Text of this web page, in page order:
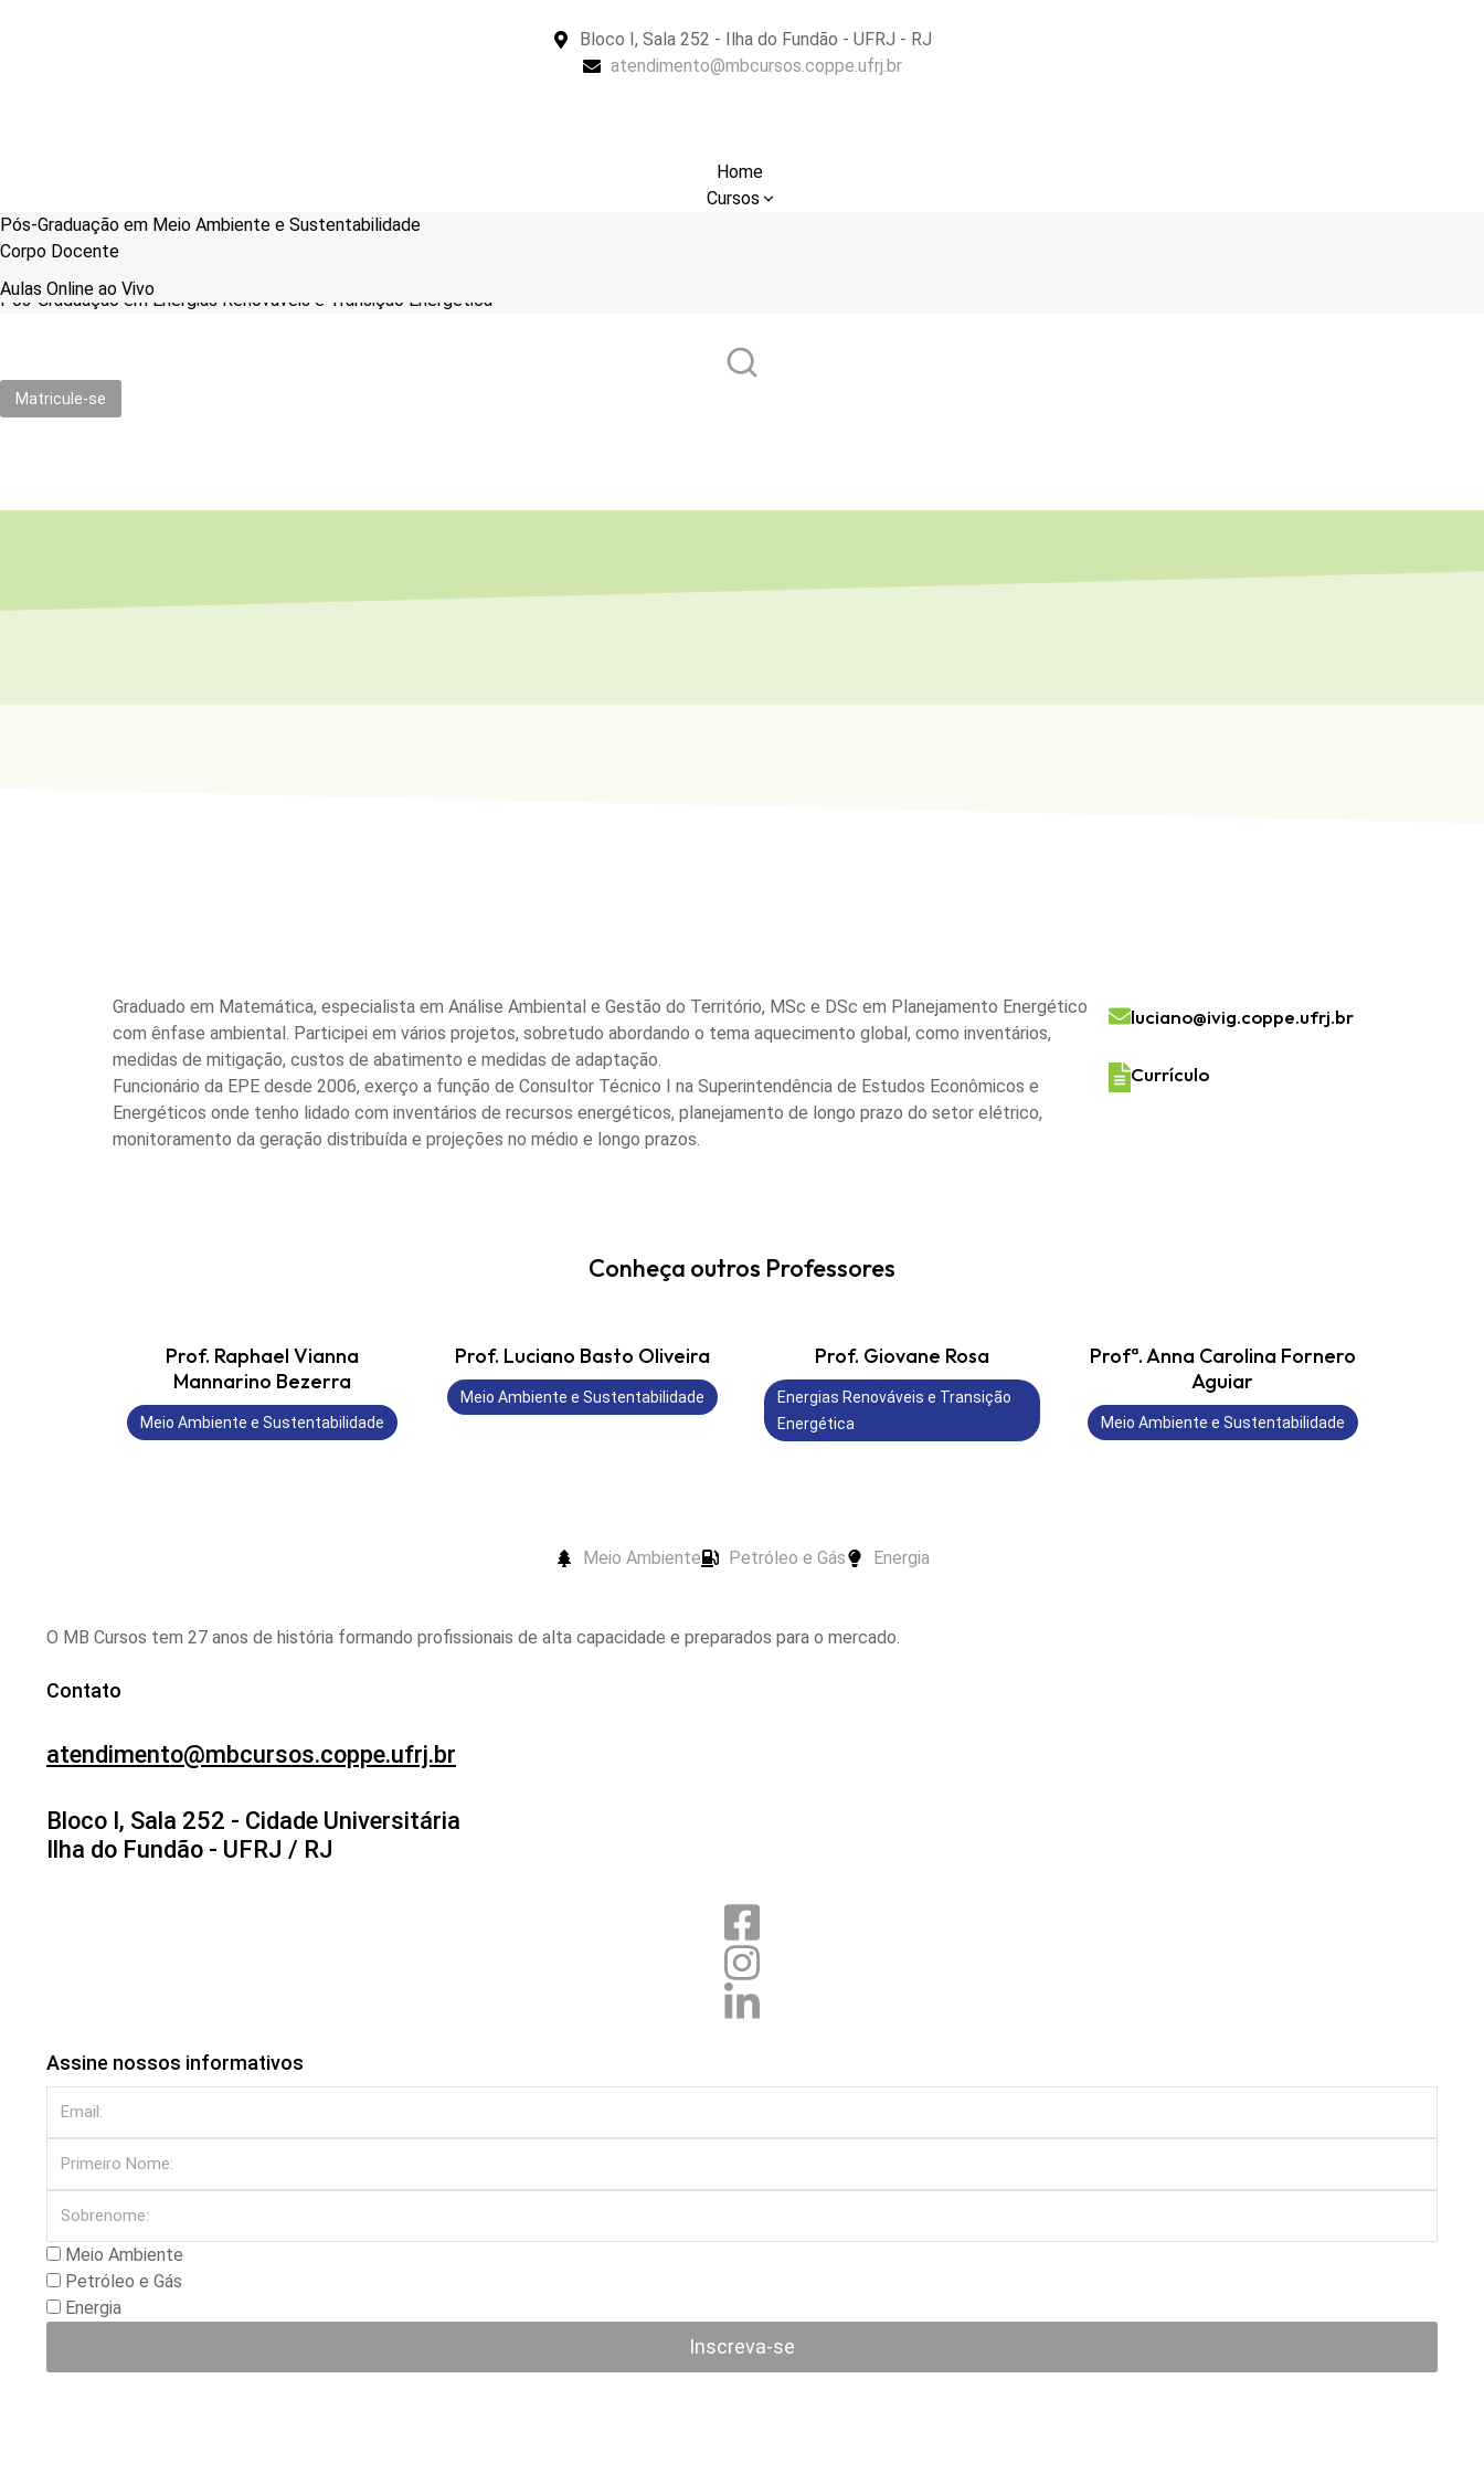
Bloco I, Sala 252 - Ilha do Fundão - UFRJ - RJ
atendimento@mbcursos.coppe.ufrj.br
Home
Cursos
Pós-Graduação em Meio Ambiente e Sustentabilidade
Pós-Graduação em Petróleo e Gás
Pós-Graduação em Energias Renováveis e Transição Energética
Corpo Docente
Aulas Online ao Vivo
Matricule-se
Graduado em Matemática, especialista em Análise Ambiental e Gestão do Território, MSc e DSc em Planejamento Energético
com ênfase ambiental. Participei em vários projetos, sobretudo abordando o tema aquecimento global, como inventários,
medidas de mitigação, custos de abatimento e medidas de adaptação.
Funcionário da EPE desde 2006, exerço a função de Consultor Técnico I na Superintendência de Estudos Econômicos e
Energéticos onde tenho lidado com inventários de recursos energéticos, planejamento de longo prazo do setor elétrico,
monitoramento da geração distribuída e projeções no médio e longo prazos.
luciano@ivig.coppe.ufrj.br
Currículo
Conheça outros Professores
Prof. Raphael Vianna
Mannarino Bezerra
Meio Ambiente e Sustentabilidade
Prof. Luciano Basto Oliveira
Meio Ambiente e Sustentabilidade
Prof. Giovane Rosa
Energias Renováveis e Transição
Energética
Profª. Anna Carolina Fornero
Aguiar
Meio Ambiente e Sustentabilidade
Meio Ambiente Petróleo e Gás Energia
O MB Cursos tem 27 anos de história formando profissionais de alta capacidade e preparados para o mercado.
Contato
atendimento@mbcursos.coppe.ufrj.br
Bloco I, Sala 252 - Cidade Universitária
Ilha do Fundão - UFRJ / RJ
Assine nossos informativos
Meio Ambiente
Petróleo e Gás
Energia
Inscreva-se